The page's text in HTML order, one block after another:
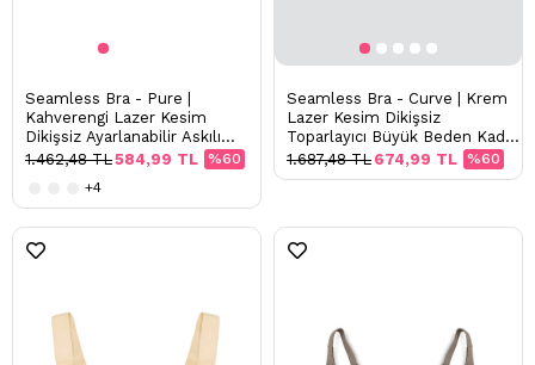
Seamless Bra - Pure |
Kahverengi Lazer Kesim
Dikişsiz Ayarlanabilir Askılı
Balensiz Kadın Sütyen
%60
584,99 TL
1.462,48 TL
+4
Seamless Bra - Curve | Krem
Lazer Kesim Dikişsiz
Toparlayıcı Büyük Beden Kadın
Sütyen
%60
674,99 TL
1.687,48 TL